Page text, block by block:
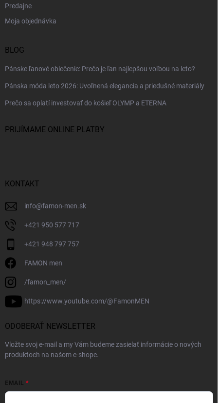
Predajne
Moja objednávka
BLOG
Pánske ľanové oblečenie: Prečo je ľan najlepšou voľbou na leto?
Pánska móda leto 2026: Uvoľnená elegancia a priedušné materiály
Prečo sa oplatí investovať do košieľ OLYMP a ETERNA
PRIJÍMAME ONLINE PLATBY
KONTAKT
info@famon-men.sk
+421 950 577 717
+421 948 797 757
FAMON men
/famon_men/
https://www.youtube.com/@FamonMEN
ODOBERAŤ NEWSLETTER
Vložte svoj e-mail a my Vám budeme zasielať informácie o nových
produktoch na našom e-shope.
EMAIL